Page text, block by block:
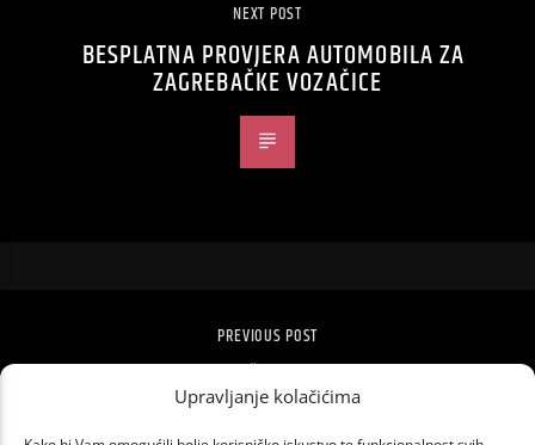
Upravljanje kolačićima
NEXT POST
BESPLATNA PROVJERA AUTOMOBILA ZA
ZAGREBAČKE VOZAČICE
PREVIOUS POST
THE NATIONAL STIŽE NA SZIGET FESTIVAL
U BUDIMPEŠTU